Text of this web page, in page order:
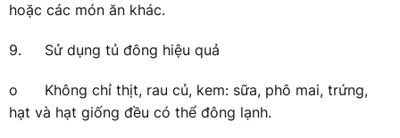
hoặc các món ăn khác.
9. Sử dụng tủ đông hiệu quả
o
Không chỉ thịt, rau củ, kem: sữa, phô mai, trứng,
hạt và hạt giống đều có thể đông lạnh.